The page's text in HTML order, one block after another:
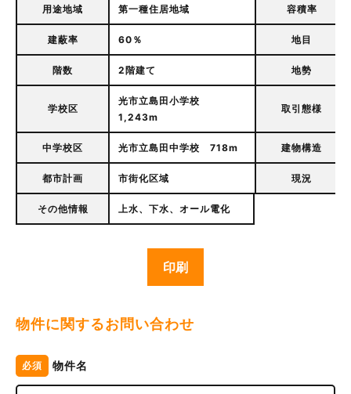
用途地域 第一種住居地域 容積率
建蔽率 60％ 地目
階数 2階建て 地勢
学校区
光市立島田小学校
1,243m
取引態様
中学校区 光市立島田中学校 718m 建物構造
都市計画 市街化区域 現況
その他情報 上水、下水、オール電化
印刷
物件に関するお問い合わせ
必須 物件名